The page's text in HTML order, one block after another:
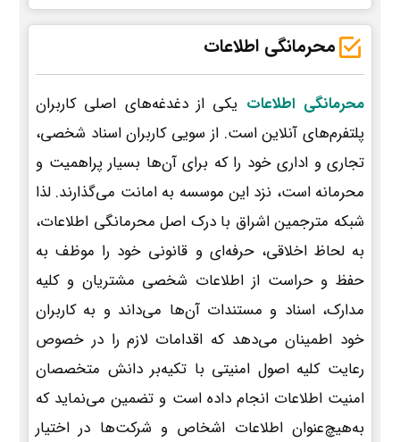
محرمانگی اطلاعات
محرمانگی اطلاعات یکی از دغدغه‌های اصلی کاربران
پلتفرم‌های آنلاین است. از سویی کاربران اسناد شخصی،
تجاری و اداری خود را که برای آن‌ها بسیار پراهمیت و
محرمانه است، نزد این موسسه به امانت می‌گذارند. لذا
شبکه مترجمین اشراق با درک اصل محرمانگی اطلاعات،
به لحاظ اخلاقی، حرفه‌ای و قانونی خود را موظف به
حفظ و حراست از اطلاعات شخصی مشتریان و کلیه
مدارک، اسناد و مستندات آن‌ها می‌داند و به کاربران
خود اطمینان می‌دهد که اقدامات لازم را در خصوص
رعایت کلیه اصول امنیتی با تکیه‌بر دانش متخصصان
امنیت اطلاعات انجام داده است و تضمین می‌نماید که
به‌هیچ‌عنوان اطلاعات اشخاص و شرکت‌ها در اختیار